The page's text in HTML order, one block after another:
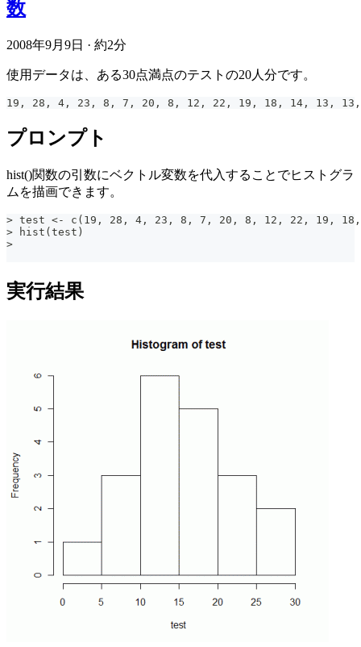
数
2008年9月9日 · 約2分
使用データは、ある30点満点のテストの20人分です。
19, 28, 4, 23, 8, 7, 20, 8, 12, 22, 19, 18, 14, 13,
プロンプト
hist()関数の引数にベクトル変数を代入することでヒストグラ
ムを描画できます。
> test <- c(19, 28, 4, 23, 8, 7, 20, 8, 12, 22, 19,
> hist(test)
>
実行結果